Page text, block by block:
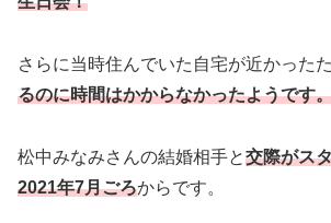
さらに当時住んでいた自宅が近かったた
るのに時間はかからなかったようです
松中みなみさんの結婚相手と交際がス
2021年7月ごろからです。